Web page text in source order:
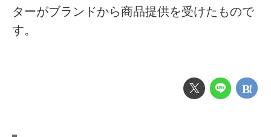
ターがブランドから商品提供を受けたもので
す。